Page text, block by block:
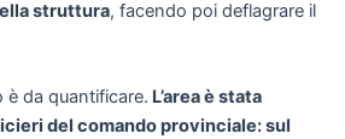
struttura, facendo poi deflagrare il
da quantificare. L’area è stata
del comando provinciale: sul